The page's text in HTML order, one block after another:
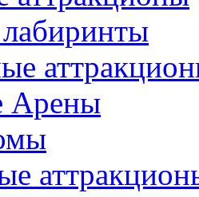
Арены